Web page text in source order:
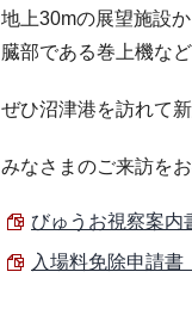
地上30mの展望施設
臓部である巻上機な
ぜひ沼津港を訪れて
みなさまのご来訪を
びゅうお視察案内
入場料免除申請書